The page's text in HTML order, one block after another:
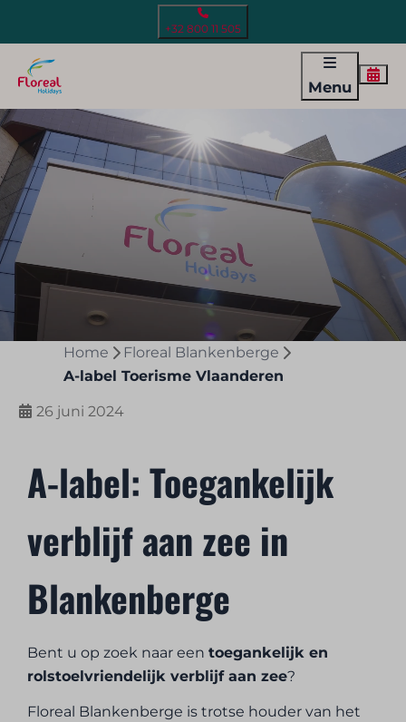
+32 800 11 505
Menu
Home
Floreal Blankenberge
A-label Toerisme Vlaanderen
26 juni 2024
A-label: Toegankelijk
verblijf aan zee in
Blankenberge
Bent u op zoek naar eentoegankelijk en
rolstoelvriendelijk verblijf aan zee?
Floreal Blankenberge is trotse houder van het